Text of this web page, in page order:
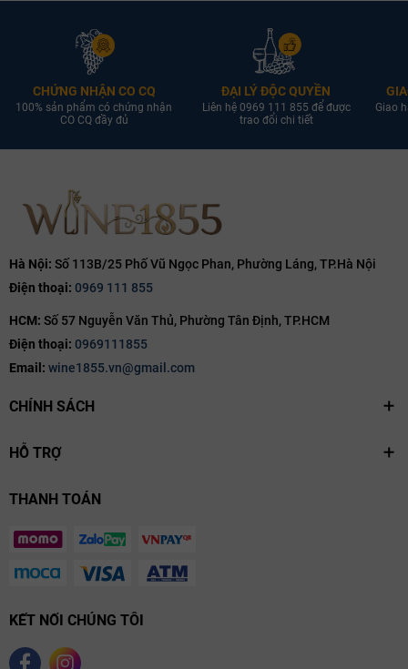
CHỨNG NHẬN CO CQ
100% sản phẩm có chứng nhận
CO CQ đầy đủ
ĐẠI LÝ ĐỘC QUYỀN
Liên hệ 0969 111 855 để được
trao đổi chi tiết
Giao
Hà Nội: Số 113B/25 Phố Vũ Ngọc Phan, Phường Láng, TP.Hà Nội
Điện thoại: 0969 111 855
HCM: Số 57 Nguyễn Văn Thủ, Phường Tân Định, TP.HCM
Điện thoại: 0969111855
Email: wine1855.vn@gmail.com
CHÍNH SÁCH
HỖ TRỢ
THANH TOÁN
KẾT NỐI CHÚNG TÔI